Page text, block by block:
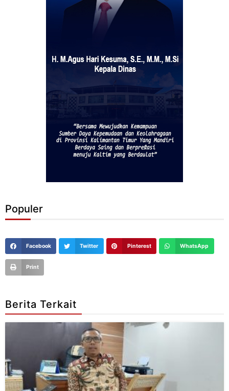
Populer
Facebook Twitter Pinterest WhatsApp
Print
Berita Terkait